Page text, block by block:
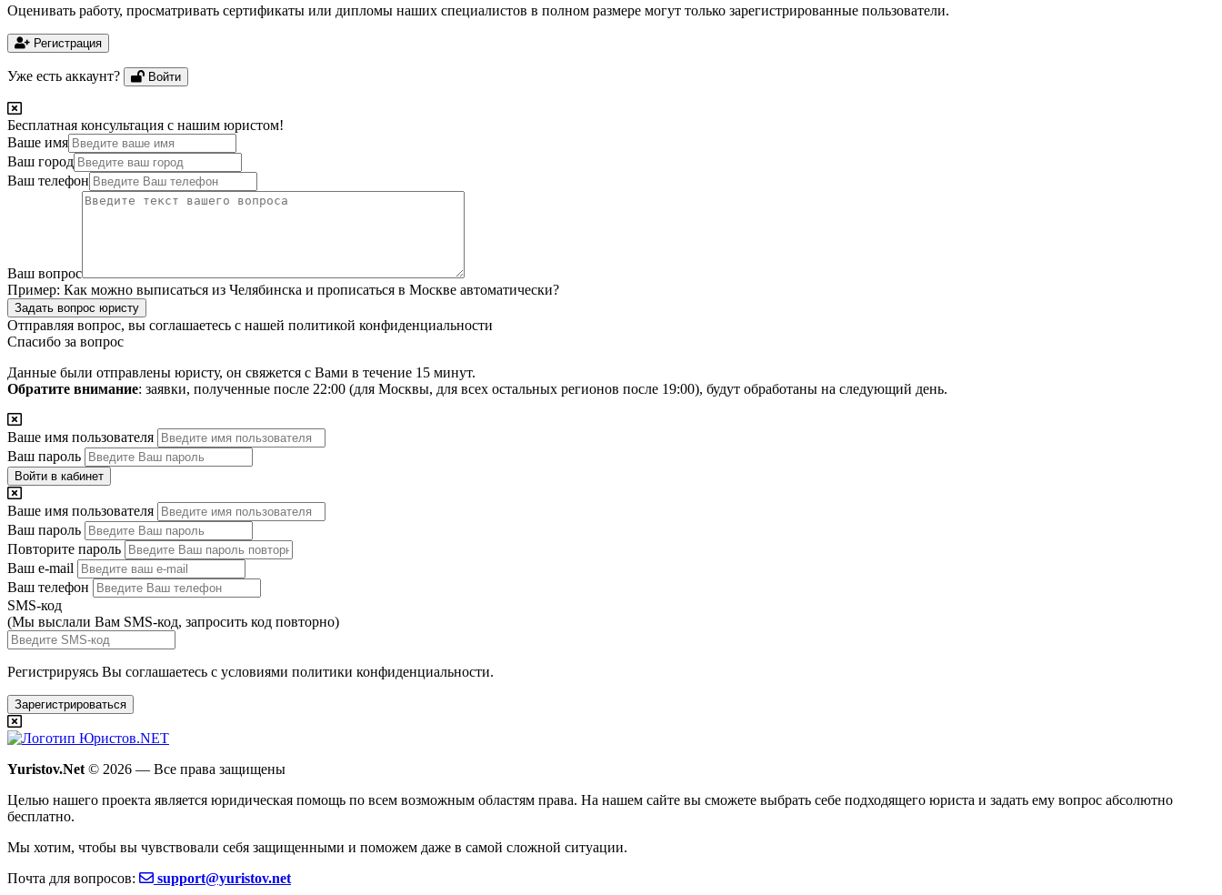
Оценивать работу, просматривать сертификаты или дипломы наших специалистов в полном размере могут только зарегистрированные пользователи.
Регистрация
Уже есть аккаунт? Войти
Бесплатная консультация с нашим юристом!
Ваше имя
Ваш город
Ваш телефон
Ваш вопрос
Пример: Как можно выписаться из Челябинска и прописаться в Москве автоматически?
Задать вопрос юристу
Отправляя вопрос, вы соглашаетесь с нашей политикой конфиденциальности
Спасибо за вопрос
Данные были отправлены юристу, он свяжется с Вами в течение 15 минут.
Обратите внимание: заявки, полученные после 22:00 (для Москвы, для всех остальных регионов после 19:00), будут обработаны на следующий день.
Ваше имя пользователя
Ваш пароль
Войти в кабинет
Ваше имя пользователя
Ваш пароль
Повторите пароль
Ваш e-mail
Ваш телефон
SMS-код
(Мы выслали Вам SMS-код, запросить код повторно)
Регистрируясь Вы соглашаетесь с условиями политики конфиденциальности.
Зарегистрироваться
Yuristov.Net © 2026 — Все права защищены
Целью нашего проекта является юридическая помощь по всем возможным областям права. На нашем сайте вы сможете выбрать себе подходящего юриста и задать ему вопрос абсолютно
бесплатно.
Мы хотим, чтобы вы чувствовали себя защищенными и поможем даже в самой сложной ситуации.
Почта для вопросов:
support@yuristov.net